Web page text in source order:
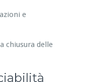
e
chiusura delle